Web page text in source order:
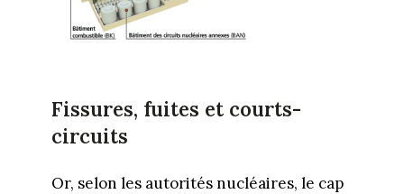
Fissures, fuites et courts-
circuits
Or, selon les autorités nucléaires, le cap